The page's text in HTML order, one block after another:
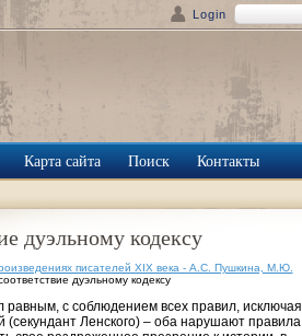
Login
Карта сайта Поиск Контакты
дуэльному кодексу
писателей XIX века - А.С. Пушкина, М.Ю.
дуэльному кодексу
с соблюдением всех правил, исключая
Ленского) – оба нарушают правила